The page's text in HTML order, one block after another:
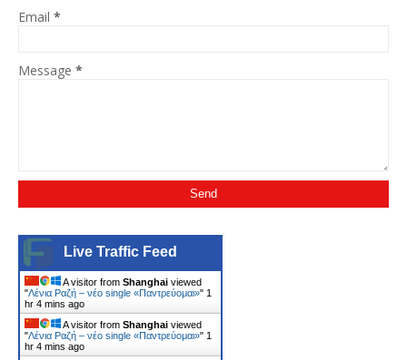
Email *
Message *
Live Traffic Feed
A visitor from Shanghai viewed
"Λένια Ραζή – νέο single «Παντρεύομαι»" 1
hr 4 mins ago
A visitor from Shanghai viewed
"Λένια Ραζή – νέο single «Παντρεύομαι»" 1
hr 4 mins ago